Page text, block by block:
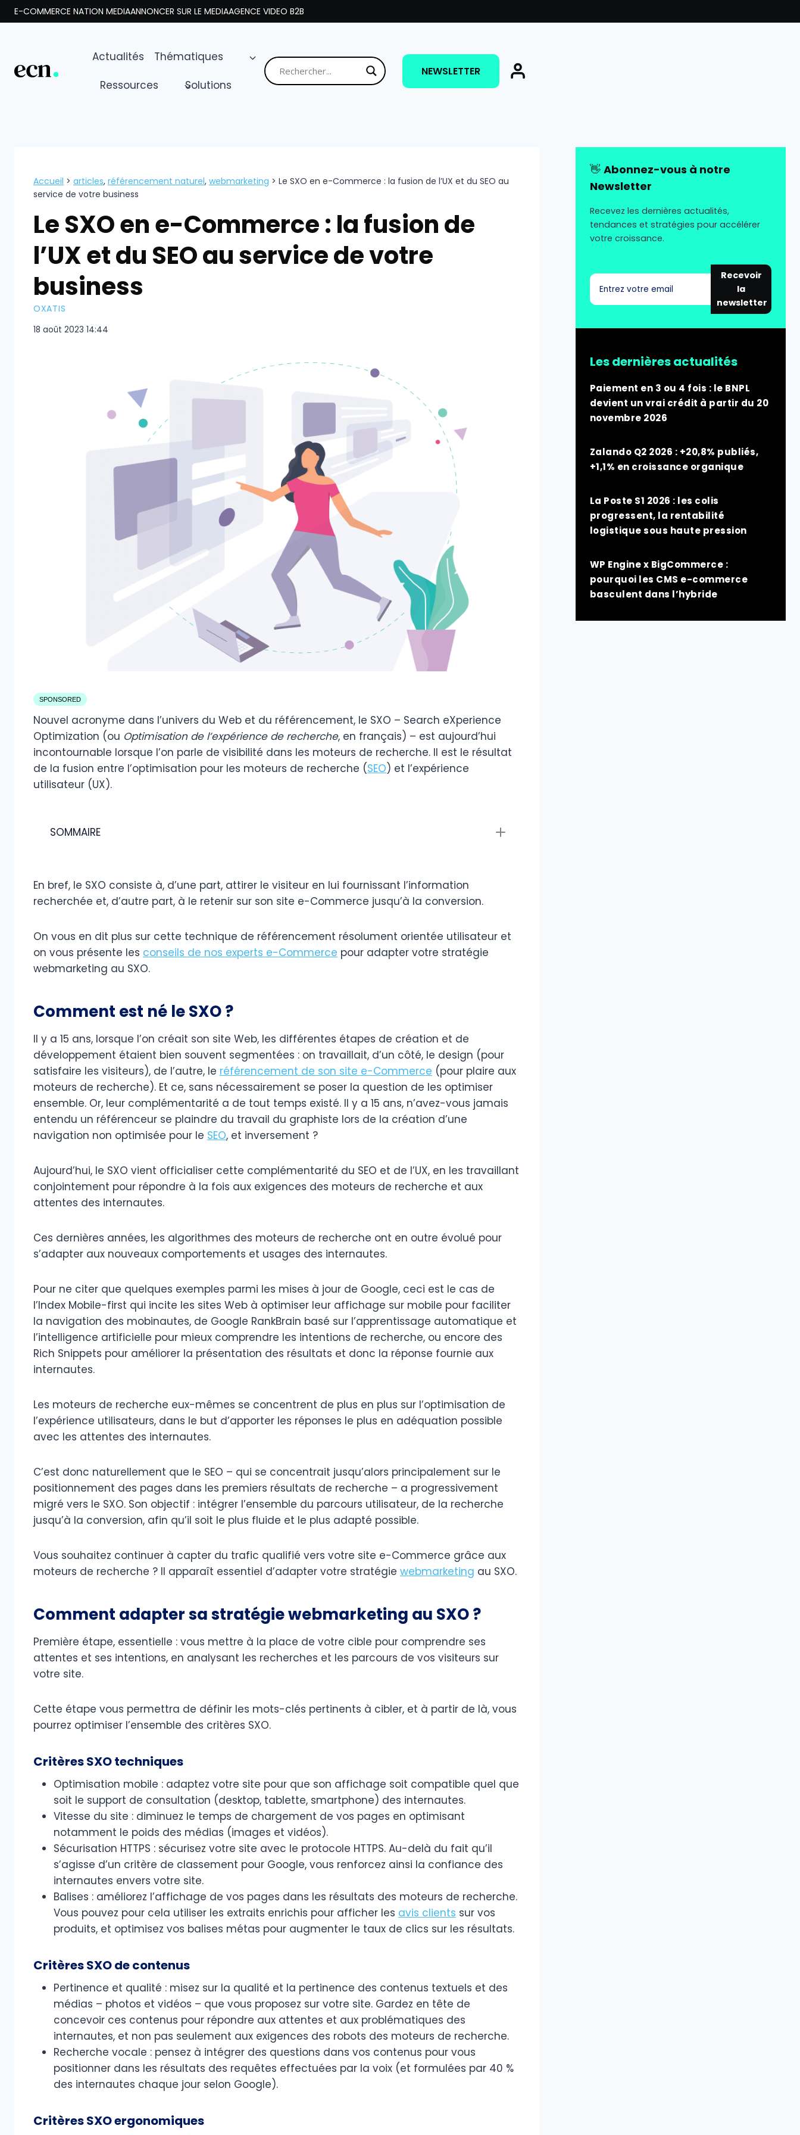
Aller
au
E-COMMERCE NATION MEDIAANNONCER SUR LE MEDIAAGENCE VIDEO B2B
Actualités
Thématiques
Ressources
Solutions
NEWSLETTER
Accueil > articles, référencement naturel, webmarketing > Le SXO en e-Commerce : la fusion de l’UX et du SEO au
service de votre business
Le SXO en e-Commerce : la fusion de
l’UX et du SEO au service de votre
business
OXATIS
18 août 2023 14:44
SPONSORED
Nouvel acronyme dans l’univers du Web et du référencement, le SXO – Search eXperience
Optimization (ou Optimisation de l’expérience de recherche, en français) – est aujourd’hui
incontournable lorsque l’on parle de visibilité dans les moteurs de recherche. Il est le résultat
de la fusion entre l’optimisation pour les moteurs de recherche (SEO) et l’expérience
utilisateur (UX).
SOMMAIRE
En bref, le SXO consiste à, d’une part, attirer le visiteur en lui fournissant l’information
recherchée et, d’autre part, à le retenir sur son site e-Commerce jusqu’à la conversion.
On vous en dit plus sur cette technique de référencement résolument orientée utilisateur et
on vous présente les conseils de nos experts e-Commerce pour adapter votre stratégie
webmarketing au SXO.
Comment est né le SXO ?
Il y a 15 ans, lorsque l’on créait son site Web, les différentes étapes de création et de
développement étaient bien souvent segmentées : on travaillait, d’un côté, le design (pour
satisfaire les visiteurs), de l’autre, le référencement de son site e-Commerce (pour plaire aux
moteurs de recherche). Et ce, sans nécessairement se poser la question de les optimiser
ensemble. Or, leur complémentarité a de tout temps existé. Il y a 15 ans, n’avez-vous jamais
entendu un référenceur se plaindre du travail du graphiste lors de la création d’une
navigation non optimisée pour le SEO, et inversement ?
Aujourd’hui, le SXO vient officialiser cette complémentarité du SEO et de l’UX, en les travaillant
conjointement pour répondre à la fois aux exigences des moteurs de recherche et aux
attentes des internautes.
Ces dernières années, les algorithmes des moteurs de recherche ont en outre évolué pour
s’adapter aux nouveaux comportements et usages des internautes.
Pour ne citer que quelques exemples parmi les mises à jour de Google, ceci est le cas de
l’Index Mobile-first qui incite les sites Web à optimiser leur affichage sur mobile pour faciliter
la navigation des mobinautes, de Google RankBrain basé sur l’apprentissage automatique et
l’intelligence artificielle pour mieux comprendre les intentions de recherche, ou encore des
Rich Snippets pour améliorer la présentation des résultats et donc la réponse fournie aux
internautes.
Les moteurs de recherche eux-mêmes se concentrent de plus en plus sur l’optimisation de
l’expérience utilisateurs, dans le but d’apporter les réponses le plus en adéquation possible
avec les attentes des internautes.
C’est donc naturellement que le SEO – qui se concentrait jusqu’alors principalement sur le
positionnement des pages dans les premiers résultats de recherche – a progressivement
migré vers le SXO. Son objectif : intégrer l’ensemble du parcours utilisateur, de la recherche
jusqu’à la conversion, afin qu’il soit le plus fluide et le plus adapté possible.
Vous souhaitez continuer à capter du trafic qualifié vers votre site e-Commerce grâce aux
moteurs de recherche ? Il apparaît essentiel d’adapter votre stratégie webmarketing au SXO.
Comment adapter sa stratégie webmarketing au SXO ?
Première étape, essentielle : vous mettre à la place de votre cible pour comprendre ses
attentes et ses intentions, en analysant les recherches et les parcours de vos visiteurs sur
votre site.
Cette étape vous permettra de définir les mots-clés pertinents à cibler, et à partir de là, vous
pourrez optimiser l’ensemble des critères SXO.
Critères SXO techniques
Optimisation mobile : adaptez votre site pour que son affichage soit compatible quel que
soit le support de consultation (desktop, tablette, smartphone) des internautes.
Vitesse du site : diminuez le temps de chargement de vos pages en optimisant
notamment le poids des médias (images et vidéos).
Sécurisation HTTPS : sécurisez votre site avec le protocole HTTPS. Au-delà du fait qu’il
s’agisse d’un critère de classement pour Google, vous renforcez ainsi la confiance des
internautes envers votre site.
Balises : améliorez l’affichage de vos pages dans les résultats des moteurs de recherche.
Vous pouvez pour cela utiliser les extraits enrichis pour afficher les avis clients sur vos
produits, et optimisez vos balises métas pour augmenter le taux de clics sur les résultats.
Critères SXO de contenus
Pertinence et qualité : misez sur la qualité et la pertinence des contenus textuels et des
médias – photos et vidéos – que vous proposez sur votre site. Gardez en tête de
concevoir ces contenus pour répondre aux attentes et aux problématiques des
internautes, et non pas seulement aux exigences des robots des moteurs de recherche.
Recherche vocale : pensez à intégrer des questions dans vos contenus pour vous
positionner dans les résultats des requêtes effectuées par la voix (et formulées par 40 %
des internautes chaque jour selon Google).
Critères SXO ergonomiques
👋 Abonnez-vous à notre
Newsletter
Recevez les dernières actualités,
tendances et stratégies pour accélérer
votre croissance.
Recevoir
la
newsletter
Les dernières actualités
Paiement en 3 ou 4 fois : le BNPL
devient un vrai crédit à partir du 20
novembre 2026
Zalando Q2 2026 : +20,8% publiés,
+1,1% en croissance organique
La Poste S1 2026 : les colis
progressent, la rentabilité
logistique sous haute pression
WP Engine x BigCommerce :
pourquoi les CMS e-commerce
basculent dans l’hybride